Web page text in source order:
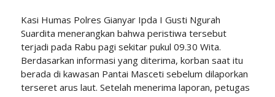
Kasi Humas Polres Gianyar Ipda I Gusti Ngurah
Suardita menerangkan bahwa peristiwa tersebut
terjadi pada Rabu pagi sekitar pukul 09.30 Wita.
Berdasarkan informasi yang diterima, korban saat itu
berada di kawasan Pantai Masceti sebelum dilaporkan
terseret arus laut. Setelah menerima laporan, petugas